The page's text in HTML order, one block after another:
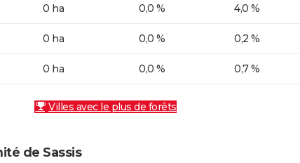
0 ha 0,0 % 4,0 %
0 ha 0,0 % 0,2 %
0 ha 0,0 % 0,7 %
Villes avec le plus de forêts
de Sassis